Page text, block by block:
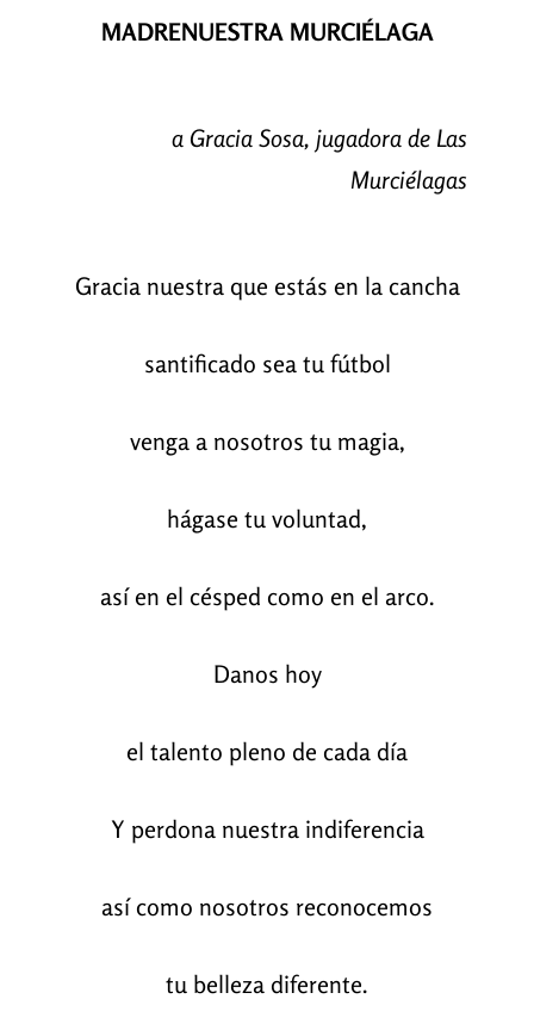
MADRENUESTRA MURCIÉLAGA
a Gracia Sosa, jugadora de Las
Murciélagas
Gracia nuestra que estás en la cancha
santificado sea tu fútbol
venga a nosotros tu magia,
hágase tu voluntad,
así en el césped como en el arco.
Danos hoy
el talento pleno de cada día
Y perdona nuestra indiferencia
así como nosotros reconocemos
tu belleza diferente.